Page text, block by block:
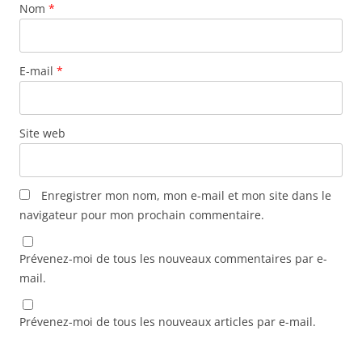
Nom *
E-mail *
Site web
Enregistrer mon nom, mon e-mail et mon site dans le
navigateur pour mon prochain commentaire.
Prévenez-moi de tous les nouveaux commentaires par e-
mail.
Prévenez-moi de tous les nouveaux articles par e-mail.